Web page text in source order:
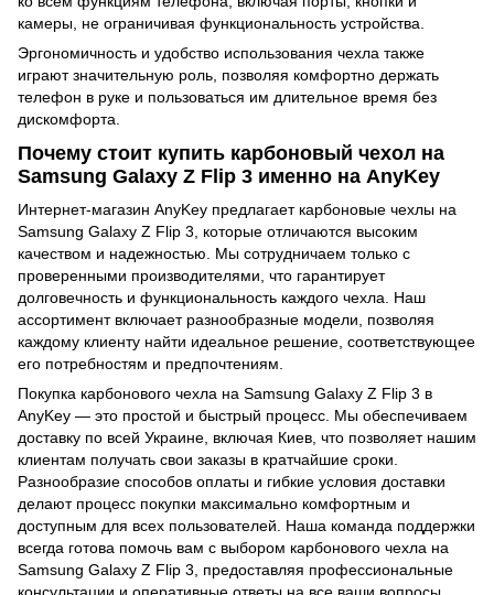
камеры, не ограничивая функциональность устройства.
Эргономичность и удобство использования чехла также
играют значительную роль, позволяя комфортно держать
телефон в руке и пользоваться им длительное время без
дискомфорта.
Почему стоит купить карбоновый чехол на
Samsung Galaxy Z Flip 3 именно на AnyKey
Интернет-магазин AnyKey предлагает карбоновые чехлы на
Samsung Galaxy Z Flip 3, которые отличаются высоким
качеством и надежностью. Мы сотрудничаем только с
проверенными производителями, что гарантирует
долговечность и функциональность каждого чехла. Наш
ассортимент включает разнообразные модели, позволяя
каждому клиенту найти идеальное решение, соответствующее
его потребностям и предпочтениям.
Покупка карбонового чехла на Samsung Galaxy Z Flip 3 в
AnyKey — это простой и быстрый процесс. Мы обеспечиваем
доставку по всей Украине, включая Киев, что позволяет нашим
клиентам получать свои заказы в кратчайшие сроки.
Разнообразие способов оплаты и гибкие условия доставки
делают процесс покупки максимально комфортным и
доступным для всех пользователей. Наша команда поддержки
всегда готова помочь вам с выбором карбонового чехла на
Samsung Galaxy Z Flip 3, предоставляя профессиональные
консультации и оперативные ответы на все ваши вопросы.